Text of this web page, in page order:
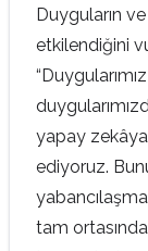
Duyguların
etkilendiğini
yapay
ediyoruz.
tam